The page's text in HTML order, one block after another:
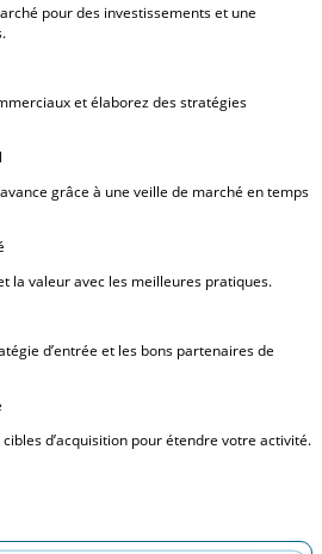
pour des investissements et une
et élaborez des stratégies
grâce à une veille de marché en temps
la valeur avec les meilleures pratiques.
d’entrée et les bons partenaires de
d’acquisition pour étendre votre activité.